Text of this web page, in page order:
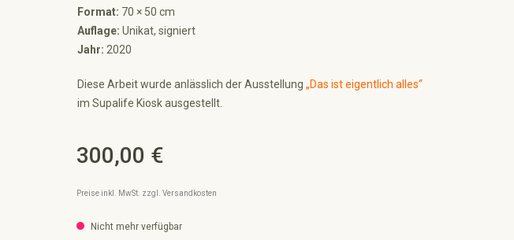
Format: 70 × 50 cm
Auflage: Unikat, signiert
Jahr: 2020
Diese Arbeit wurde anlässlich der Ausstellung „Das ist eigentlich alles“
im Supalife Kiosk ausgestellt.
Regulärer Preis:
300,00 €
Preise inkl. MwSt. zzgl. Versandkosten
Nicht mehr verfügbar